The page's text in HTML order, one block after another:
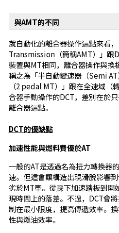
與AMT的不同
就自動化的離合器操作這點來看
Transmission（簡稱AMT）」跟
裝置與MT相同，離合器操作與換
稱之為「半自動變速器（Semi
（2 pedal MT）」跟在全速域（
合器手動操作的DCT，差別在於
離合器這點。
DCT的優缺點
加速性能與燃料費優於AT
一般的AT是透過名為扭力轉換器
速。但這會讓構造出現滑脫影響
劣於MT車。從踩下加速踏板到開
現時間上的落差。不過，DCT會
制在最小限度，提高傳遞效率。
性與燃油效率。